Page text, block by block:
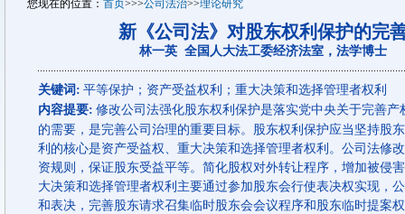
您现在的位置：首页>>>公司法治>>理论研究
新《公司法》对股东权利保护的完
林一英 全国人大法工委经济法室，法学博士
关键词: 平等保护；资产受益权利；重大决策和选择管理者权利
内容提要: 修改公司法强化股东权利保护是落实党中央关于完善
的需要，是完善公司治理的重要目标。股东权利保护应当坚持股
利的核心是资产受益权、重大决策和选择管理者权利。公司法修
资规则，保证股东受益平等。简化股权对外转让程序，增加被侵
大决策和选择管理者权利主要通过参加股东会行使表决权实现，
和表决，完善股东请求召集临时股东会会议程序和股东临时提案